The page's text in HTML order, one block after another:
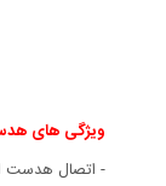
ویژگی های
- اتصال هدست